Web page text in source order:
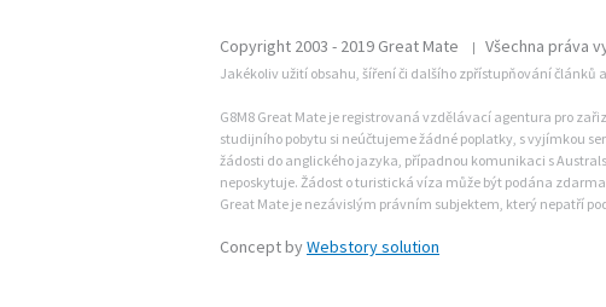
Copyright 2003 - 2019 Great Mate | Všechna práva
Jakékoliv užití obsahu, šíření či dalšího zpřístupňování článků
G8M8 Great Mate je registrovaná vzdělávací agentura pro
studijního pobytu si neúčtujeme žádné poplatky, s vyjímkou
žádosti do anglického jazyka, případnou komunikaci s
neposkytuje. Žádost o turistická víza může být podána
Great Mate je nezávislým právním subjektem, který nepatří
Concept byWebstory solution